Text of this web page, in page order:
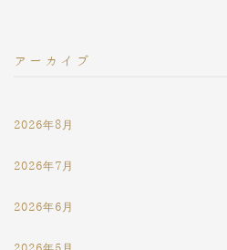
アーカイブ
2026年8月
2026年7月
2026年6月